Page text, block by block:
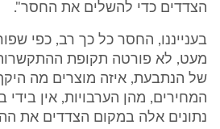
הצדדים כדי להשלים את החסר".
בענייננו, החסר כל כך רב, כפי
מעט, לא פורטה תקופת
של הנתבעת, איזה מוצרים מה
המחירים, מהן הערבויות, אין
נתונים אלה במקום הצדדים את